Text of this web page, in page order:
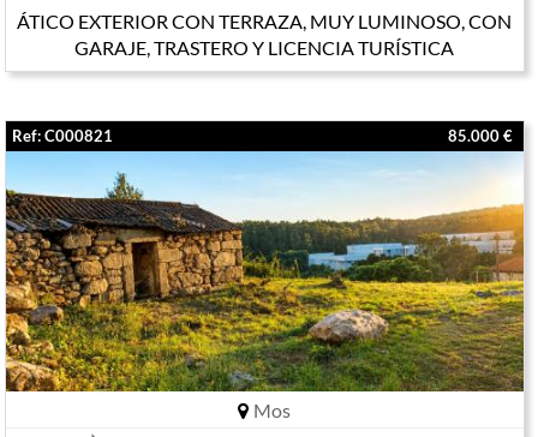
ÁTICO EXTERIOR CON TERRAZA, MUY LUMINOSO, CON
GARAJE, TRASTERO Y LICENCIA TURÍSTICA
Ref: C000821 85.000 €
Mos